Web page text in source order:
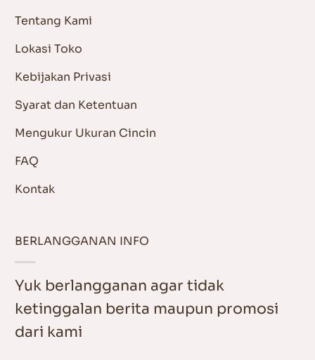
Tentang Kami
Lokasi Toko
Kebijakan Privasi
Syarat dan Ketentuan
Mengukur Ukuran Cincin
FAQ
Kontak
BERLANGGANAN INFO
Yuk berlangganan agar tidak
ketinggalan berita maupun promosi
dari kami